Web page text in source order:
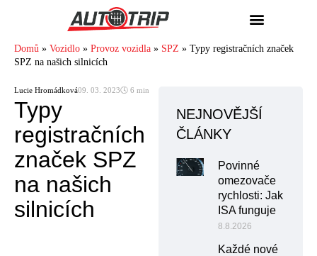
Domů » Vozidlo » Provoz vozidla » SPZ » Typy registračních značek
SPZ na našich silnicích
Lucie Hromádková09. 03. 2023🕓 6 min
Typy
registračních
značek SPZ
na našich
silnicích
NEJNOVĚJŠÍ
ČLÁNKY
Povinné
omezovače
rychlosti: Jak
ISA funguje
8.8.2026
Každé nové